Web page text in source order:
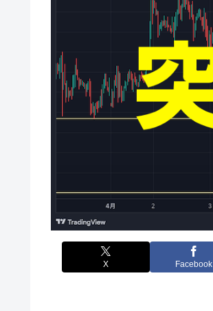
X Facebook